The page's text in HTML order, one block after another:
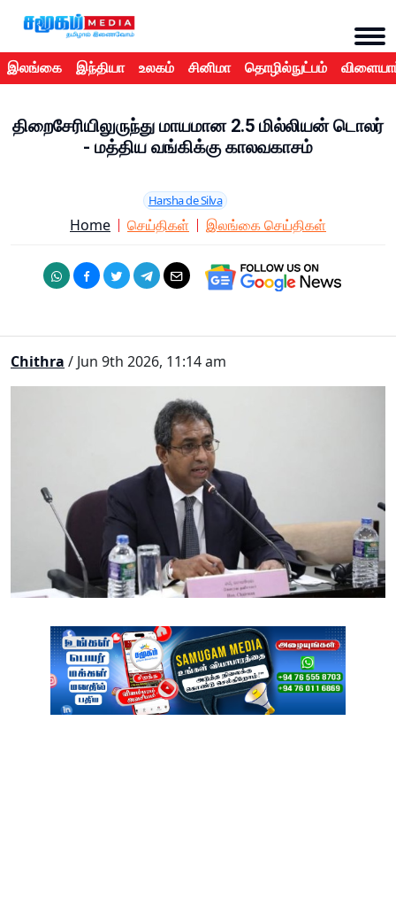
இலங்கை இந்தியா உலகம் சினிமா தொழில்நுட்பம்
திறைசேரியிலுருந்து மாயமான 2.5 மில்லியன் டொலர்
- மத்திய வங்கிக்கு காலவகாசம்
Harsha de Silva
Home செய்திகள் இலங்கை செய்திகள்
Chithra / Jun 9th 2026, 11:14 am